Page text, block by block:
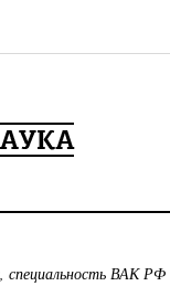
специальность ВАК РФ